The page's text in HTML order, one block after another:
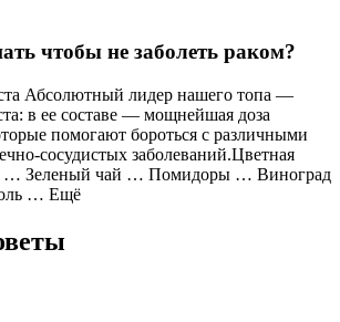
чтобы не заболеть раком?
Абсолютный лидер нашего топа —
в ее составе — мощнейшая доза
помогают бороться с различными
сосудистых заболеваний.Цветная
… Зеленый чай … Помидоры … Виноград
… Ещё